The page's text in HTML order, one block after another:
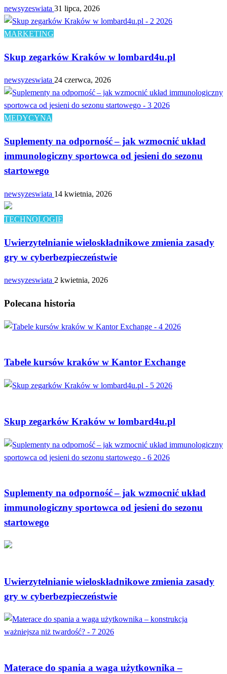
newsyzeswiata 31 lipca, 2026
MARKETING
Skup zegarków Kraków w lombard4u.pl
newsyzeswiata 24 czerwca, 2026
MEDYCYNA
Suplementy na odporność – jak wzmocnić układ
immunologiczny sportowca od jesieni do sezonu
startowego
newsyzeswiata 14 kwietnia, 2026
TECHNOLOGIE
Uwierzytelnianie wieloskładnikowe zmienia zasady
gry w cyberbezpieczeństwie
newsyzeswiata 2 kwietnia, 2026
Polecana historia
Tabele kursów kraków w Kantor Exchange
Skup zegarków Kraków w lombard4u.pl
Suplementy na odporność – jak wzmocnić układ
immunologiczny sportowca od jesieni do sezonu
startowego
Uwierzytelnianie wieloskładnikowe zmienia zasady
gry w cyberbezpieczeństwie
Materace do spania a waga użytkownika –